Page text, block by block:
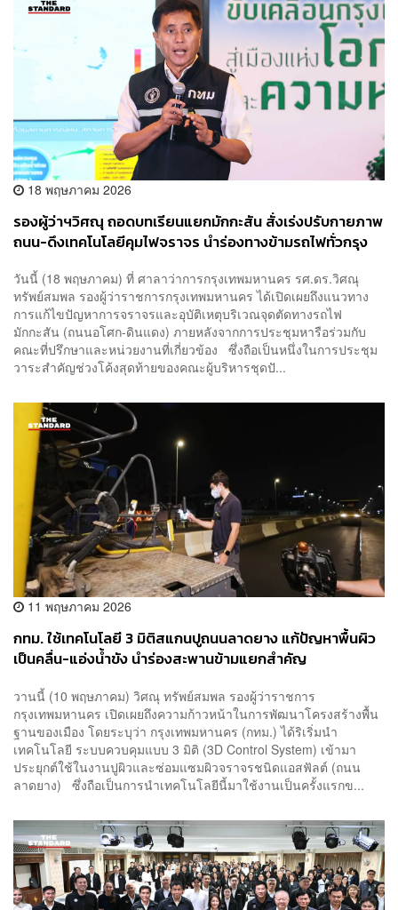
18 พฤษภาคม 2026
รองผู้ว่าฯวิศณุ ถอดบทเรียนแยกมักกะสัน สั่งเร่งปรับกายภาพ
ถนน-ดึงเทคโนโลยีคุมไฟจราจร นำร่องทางข้ามรถไฟทั่วกรุง
วันนี้ (18 พฤษภาคม) ที่ ศาลาว่าการกรุงเทพมหานคร รศ.ดร.วิศณุ
ทรัพย์สมพล รองผู้ว่าราชการกรุงเทพมหานคร ได้เปิดเผยถึงแนวทาง
การแก้ไขปัญหาการจราจรและอุบัติเหตุบริเวณจุดตัดทางรถไฟ
มักกะสัน (ถนนอโศก-ดินแดง) ภายหลังจากการประชุมหารือร่วมกับ
คณะที่ปรึกษาและหน่วยงานที่เกี่ยวข้อง ซึ่งถือเป็นหนึ่งในการประชุม
วาระสำคัญช่วงโค้งสุดท้ายของคณะผู้บริหารชุดปั...
11 พฤษภาคม 2026
กทม. ใช้เทคโนโลยี 3 มิติสแกนปูถนนลาดยาง แก้ปัญหาพื้นผิว
เป็นคลื่น-แอ่งน้ำขัง นำร่องสะพานข้ามแยกสำคัญ
วานนี้ (10 พฤษภาคม) วิศณุ ทรัพย์สมพล รองผู้ว่าราชการ
กรุงเทพมหานคร เปิดเผยถึงความก้าวหน้าในการพัฒนาโครงสร้างพื้น
ฐานของเมือง โดยระบุว่า กรุงเทพมหานคร (กทม.) ได้ริเริ่มนำ
เทคโนโลยี ระบบควบคุมแบบ 3 มิติ (3D Control System) เข้ามา
ประยุกต์ใช้ในงานปูผิวและซ่อมแซมผิวจราจรชนิดแอสฟัลต์ (ถนน
ลาดยาง) ซึ่งถือเป็นการนำเทคโนโลยีนี้มาใช้งานเป็นครั้งแรกข...